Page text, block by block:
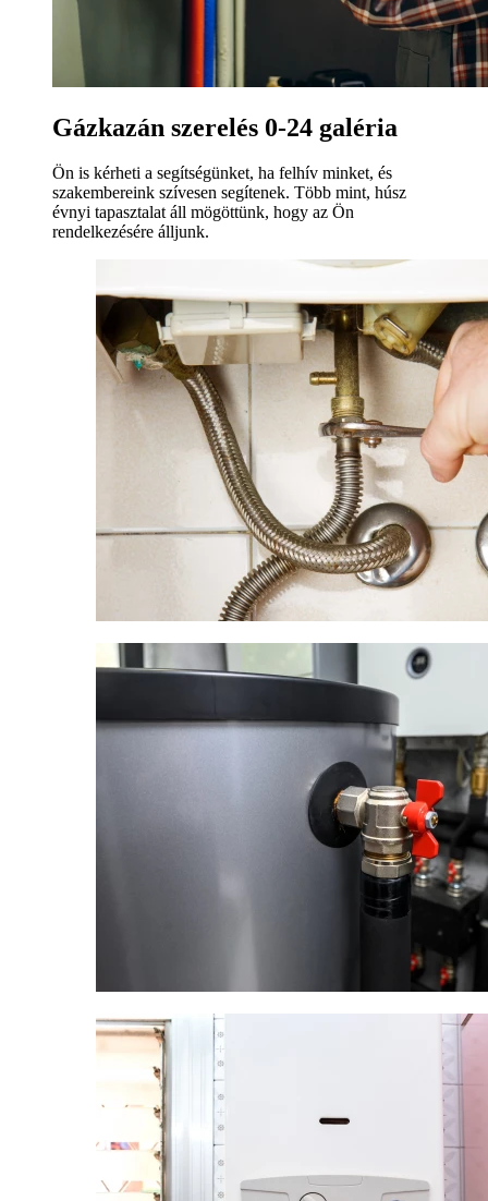
Gázkazán szerelés 0-24 galéria
Ön is kérheti a segítségünket, ha felhív minket, és
szakembereink szívesen segítenek. Több mint, húsz
évnyi tapasztalat áll mögöttünk, hogy az Ön
rendelkezésére álljunk.